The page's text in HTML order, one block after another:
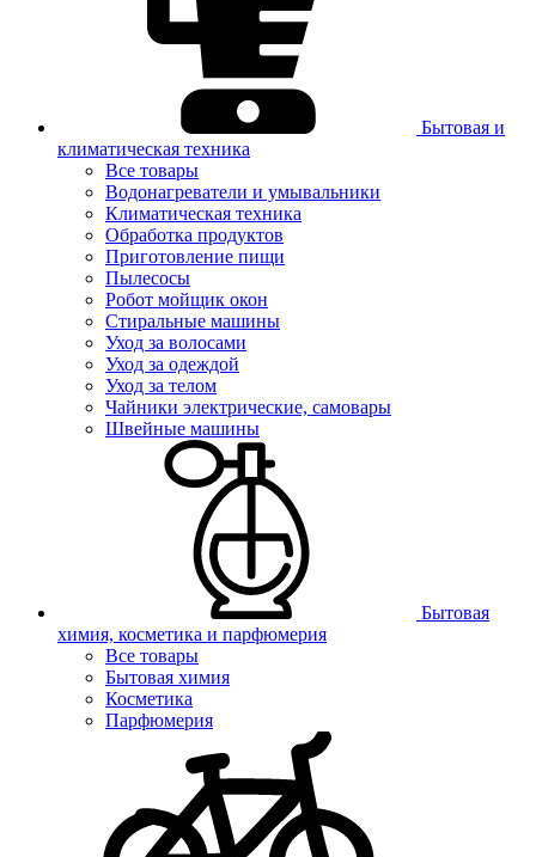
Бытовая и
климатическая техника
Все товары
Водонагреватели и умывальники
Климатическая техника
Обработка продуктов
Приготовление пищи
Пылесосы
Робот мойщик окон
Стиральные машины
Уход за волосами
Уход за одеждой
Уход за телом
Чайники электрические, самовары
Швейные машины
Бытовая
химия, косметика и парфюмерия
Все товары
Бытовая химия
Косметика
Парфюмерия